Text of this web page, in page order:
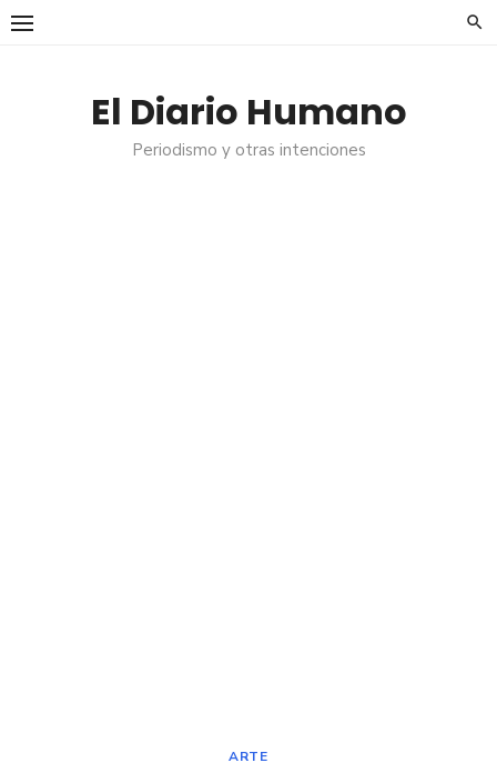
Saltar
El Diario Humano
Periodismo y otras intenciones
ARTE